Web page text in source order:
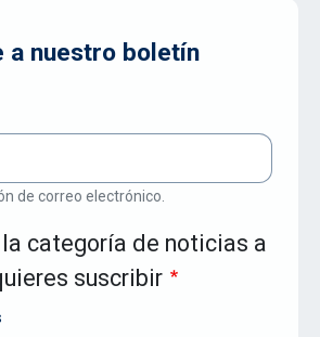
a nuestro boletín
de correo electrónico.
categoría de noticias a
suscribir